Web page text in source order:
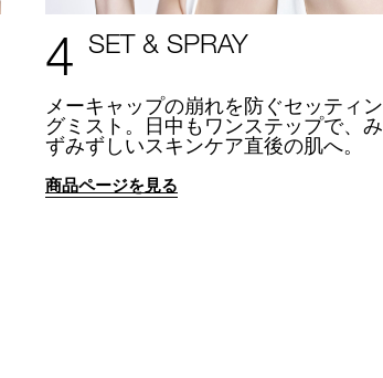
4 SET & SPRAY
メーキャップの崩れを防ぐセッティン
グミスト。日中もワンステップで、み
ずみずしいスキンケア直後の肌へ。
商品ページを見る